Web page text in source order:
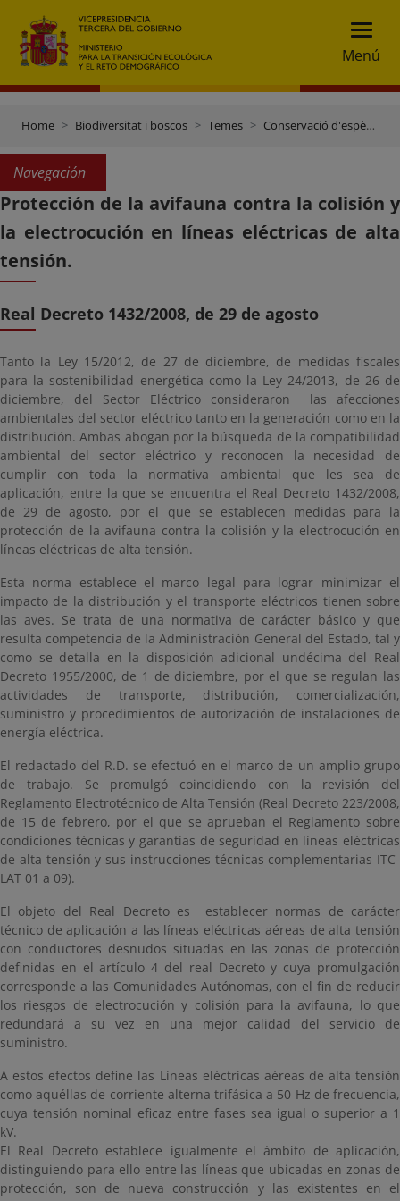
Menú
Home Biodiversitat i boscos Temes Conservació d'espècies
Navegación
Protección de la avifauna contra la colisión y
la electrocución en líneas eléctricas de alta
tensión.
Real Decreto 1432/2008, de 29 de agosto
Tanto la Ley 15/2012, de 27 de diciembre, de medidas fiscales
para la sostenibilidad energética como la Ley 24/2013, de 26 de
diciembre, del Sector Eléctrico consideraron las afecciones
ambientales del sector eléctrico tanto en la generación como en la
distribución. Ambas abogan por la búsqueda de la compatibilidad
ambiental del sector eléctrico y reconocen la necesidad de
cumplir con toda la normativa ambiental que les sea de
aplicación, entre la que se encuentra el Real Decreto 1432/2008,
de 29 de agosto, por el que se establecen medidas para la
protección de la avifauna contra la colisión y la electrocución en
líneas eléctricas de alta tensión.
Esta norma establece el marco legal para lograr minimizar el
impacto de la distribución y el transporte eléctricos tienen sobre
las aves. Se trata de una normativa de carácter básico y que
resulta competencia de la Administración General del Estado, tal y
como se detalla en la disposición adicional undécima del Real
Decreto 1955/2000, de 1 de diciembre, por el que se regulan las
actividades de transporte, distribución, comercialización,
suministro y procedimientos de autorización de instalaciones de
energía eléctrica.
El redactado del R.D. se efectuó en el marco de un amplio grupo
de trabajo. Se promulgó coincidiendo con la revisión del
Reglamento Electrotécnico de Alta Tensión (Real Decreto 223/2008,
de 15 de febrero, por el que se aprueban el Reglamento sobre
condiciones técnicas y garantías de seguridad en líneas eléctricas
de alta tensión y sus instrucciones técnicas complementarias ITC-
LAT 01 a 09).
El objeto del Real Decreto es establecer normas de carácter
técnico de aplicación a las líneas eléctricas aéreas de alta tensión
con conductores desnudos situadas en las zonas de protección
definidas en el artículo 4 del real Decreto y cuya promulgación
corresponde a las Comunidades Autónomas, con el fin de reducir
los riesgos de electrocución y colisión para la avifauna, lo que
redundará a su vez en una mejor calidad del servicio de
suministro.
A estos efectos define las Líneas eléctricas aéreas de alta tensión
como aquéllas de corriente alterna trifásica a 50 Hz de frecuencia,
cuya tensión nominal eficaz entre fases sea igual o superior a 1
kV.
El Real Decreto establece igualmente el ámbito de aplicación,
distinguiendo para ello entre las líneas que ubicadas en zonas de
protección, son de nueva construcción y las existentes en el